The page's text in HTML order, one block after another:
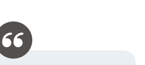
individuell und
für Service